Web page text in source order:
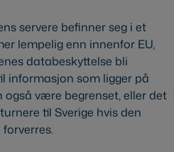
servere befinner seg i et
lempelig enn innenfor EU,
databeskyttelse bli
informasjon som ligger på
også være begrenset, eller det
til Sverige hvis den